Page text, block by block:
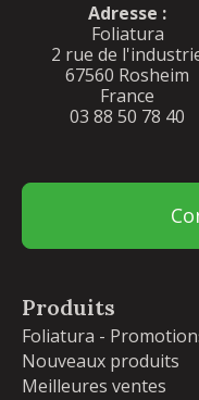
Adresse :
Foliatura
2 rue de
67560 Rosheim
France
03 88 50 78 40
Produits
Foliatura -
Nouveaux produits
Meilleures ventes